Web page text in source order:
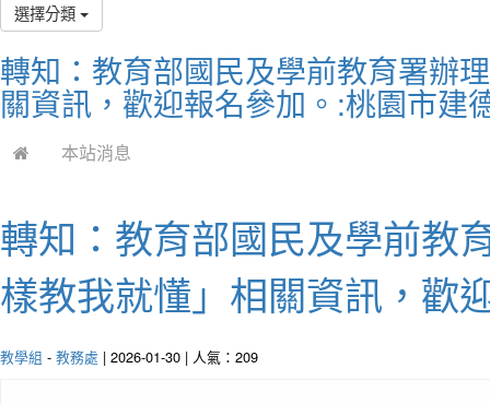
選擇分類
轉知：教育部國民及學前教育署辦
關資訊，歡迎報名參加。:桃園市建
本站消息
轉知：教育部國民及學前教
樣教我就懂」相關資訊，歡
教學組 - 教務處 | 2026-01-30 | 人氣：209